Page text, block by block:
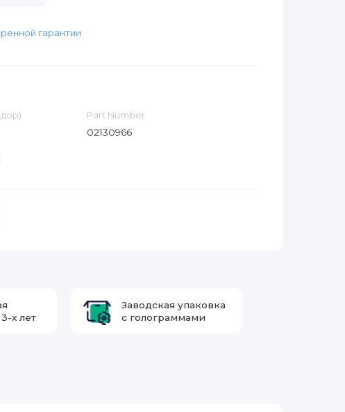
гарантии
Part Number
02130966
х лет
Заводская упаковка
с голограммами